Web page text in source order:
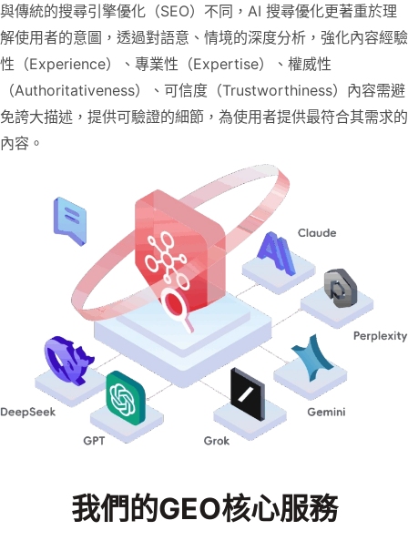
與傳統的搜尋引擎優化（SEO）不同，AI 搜尋優化更著重於理
解使用者的意圖，透過對語意、情境的深度分析，強化內容經驗
性（Experience）、專業性（Expertise）、權威性
（Authoritativeness）、可信度（Trustworthiness）內容需避
免誇大描述，提供可驗證的細節，為使用者提供最符合其需求的
內容。
我們的GEO核心服務